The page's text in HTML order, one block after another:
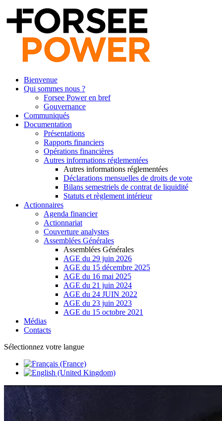
Bienvenue
Qui sommes nous ?
Forsee Power en bref
Gouvernance
Communiqués
Documentation
Présentations
Rapports financiers
Opérations financières
Autres informations réglementées
Autres informations réglementées
Déclarations mensuelles de droits de vote
Bilans semestriels de contrat de liquidité
Statuts et règlement intérieur
Actionnaires
Agenda financier
Actionnariat
Couverture analystes
Assemblées Générales
Assemblées Générales
AGE du 29 juin 2026
AGE du 15 décembre 2025
AGE du 16 mai 2025
AGE du 21 juin 2024
AGE du 24 JUIN 2022
AGE du 23 juin 2023
AGE du 15 octobre 2021
Médias
Contacts
Sélectionnez votre langue